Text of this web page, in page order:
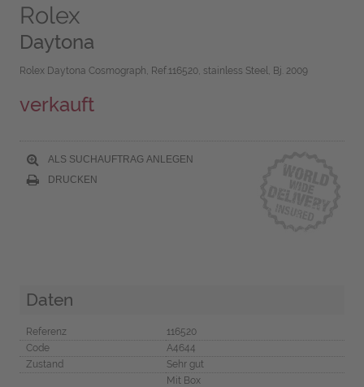
Rolex
Daytona
Rolex Daytona Cosmograph, Ref.116520, stainless Steel, Bj. 2009
verkauft
ALS SUCHAUFTRAG ANLEGEN
DRUCKEN
Daten
Referenz
116520
Code
A4644
Zustand
Sehr gut
Mit Box